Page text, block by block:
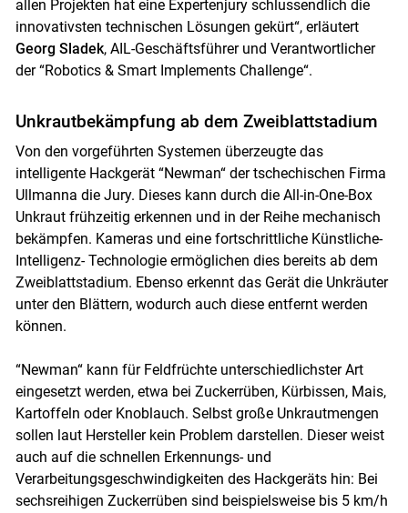
Skip to main content
allen Projekten hat eine Expertenjury schlussendlich die
innovativsten technischen Lösungen gekürt“, erläutert
Georg Sladek, AIL-Geschäftsführer und Verantwortlicher
der “Robotics & Smart Implements Challenge“.
Unkrautbekämpfung ab dem Zweiblattstadium
Von den vorgeführten Systemen überzeugte das
intelligente Hackgerät “Newman“ der tschechischen Firma
Ullmanna die Jury. Dieses kann durch die All-in-One-Box
Unkraut frühzeitig erkennen und in der Reihe mechanisch
bekämpfen. Kameras und eine fortschrittliche Künstliche-
Intelligenz- Technologie ermöglichen dies bereits ab dem
Zweiblattstadium. Ebenso erkennt das Gerät die Unkräuter
unter den Blättern, wodurch auch diese entfernt werden
können.
“Newman“ kann für Feldfrüchte unterschiedlichster Art
eingesetzt werden, etwa bei Zuckerrüben, Kürbissen, Mais,
Kartoffeln oder Knoblauch. Selbst große Unkrautmengen
sollen laut Hersteller kein Problem darstellen. Dieser weist
auch auf die schnellen Erkennungs- und
Verarbeitungsgeschwindigkeiten des Hackgeräts hin: Bei
sechsreihigen Zuckerrüben sind beispielsweise bis 5 km/h